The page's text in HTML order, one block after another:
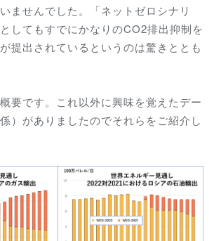
ませんでした。「ネットゼロシナリ
してもすでにかなりのCO2排出抑制を
提出されているというのは驚きととも
要です。これ以外に興味を覚えたデー
）がありましたのでそれらをご紹介し